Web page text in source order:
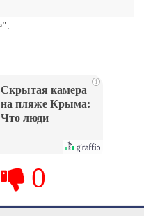
i
Скрытая камера
на пляже Крыма:
Что люди
их не видят...
0